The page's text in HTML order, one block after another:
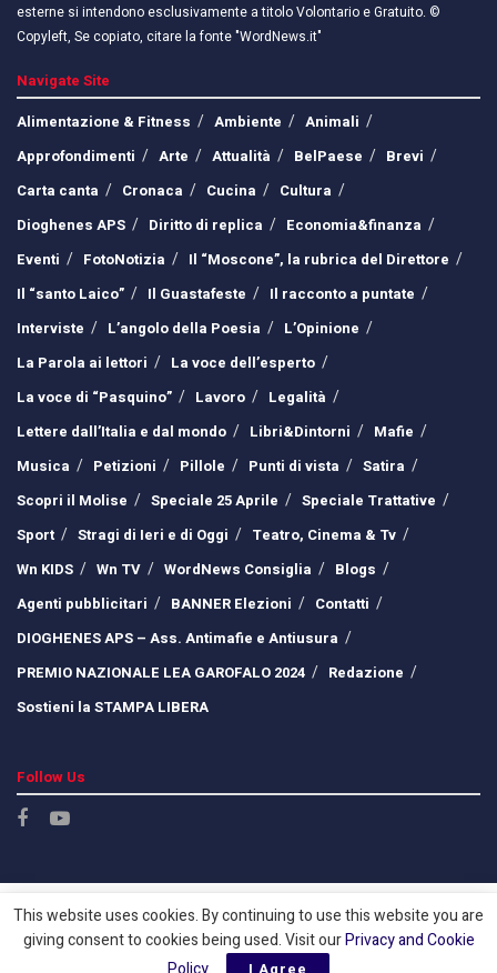
esterne si intendono esclusivamente a titolo Volontario e Gratuito. ©
Copyleft, Se copiato, citare la fonte "WordNews.it"
Navigate Site
Alimentazione & Fitness
Ambiente
Animali
Approfondimenti
Arte Attualità BelPaese
Brevi
Carta canta
Cronaca Cucina
Cultura
Dioghenes APS
Diritto di replica
Economia&finanza
Eventi
FotoNotizia
Il “Moscone”, la rubrica del Direttore
Il “santo Laico”
Il Guastafeste
Il racconto a puntate
Interviste
L’angolo della Poesia
L’Opinione
La Parola ai lettori
La voce dell’esperto
La voce di “Pasquino”
Lavoro
Legalità
Lettere dall’Italia e dal mondo
Libri&Dintorni
Mafie
Musica
Petizioni Pillole Punti di vista
Satira
Scopri il Molise
Speciale 25 Aprile
Speciale Trattative
Sport
Stragi di Ieri e di Oggi
Teatro, Cinema & Tv
Wn KIDS
Wn TV WordNews Consiglia
Blogs
Agenti pubblicitari
BANNER Elezioni
Contatti
DIOGHENES APS – Ass. Antimafie e Antiusura
PREMIO NAZIONALE LEA GAROFALO 2024
Redazione
Sostieni la STAMPA LIBERA
Follow Us
This website uses cookies. By continuing to use this website you are
giving consent to cookies being used. Visit ourPrivacy and Cookie